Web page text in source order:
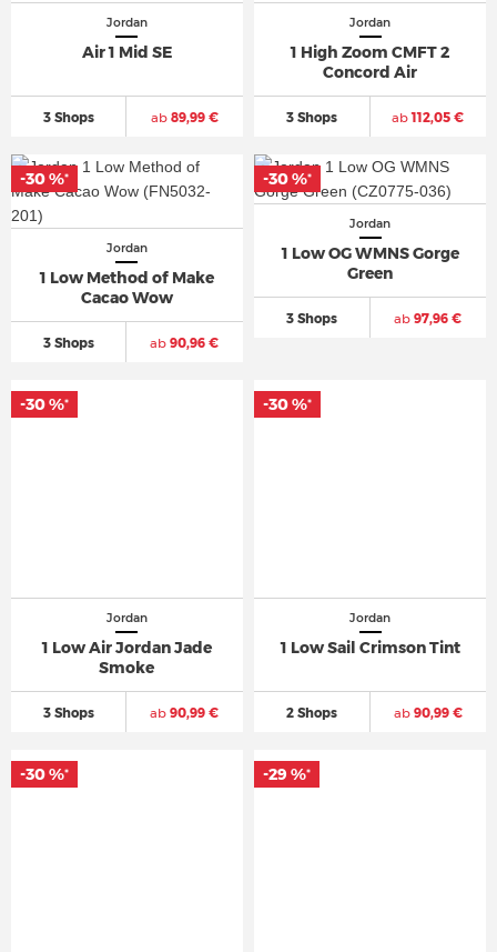
Jordan
Air 1 Mid SE
3 Shops ab89,99 €
Jordan
1 High Zoom CMFT 2
Concord Air
3 Shops ab112,05 €
Jordan
1 Low Method of Make
Cacao Wow
3 Shops ab 90,96 €
-30 %*
Jordan
1 Low OG WMNS Gorge
Green
3 Shops ab 97,96 €
-30 %*
Jordan
1 Low Air Jordan Jade
Smoke
3 Shops ab 90,99 €
-30 %*
Jordan
1 Low Sail Crimson Tint
2 Shops ab90,99 €
-30 %*
-30 %* -29 %*